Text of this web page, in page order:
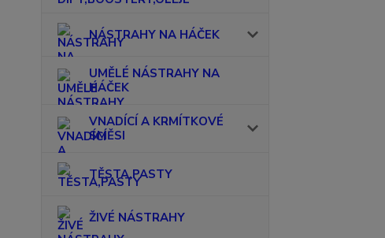
NÁSTRAHY NA HÁČEK
UMĚLÉ NÁSTRAHY NA
HÁČEK
VNADÍCÍ A KRMÍTKOVÉ
SMĚSI
TĚSTA,PASTY
ŽIVÉ NÁSTRAHY